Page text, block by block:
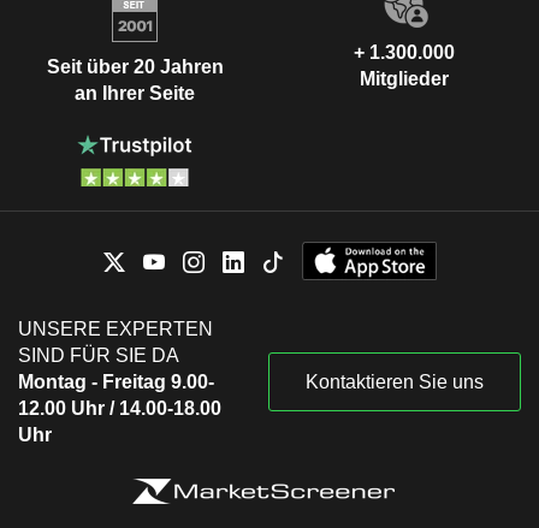
Seit über 20 Jahren
an Ihrer Seite
+ 1.300.000
Mitglieder
UNSERE EXPERTEN
SIND FÜR SIE DA
Montag - Freitag 9.00-
12.00 Uhr / 14.00-18.00
Uhr
Kontaktieren Sie uns